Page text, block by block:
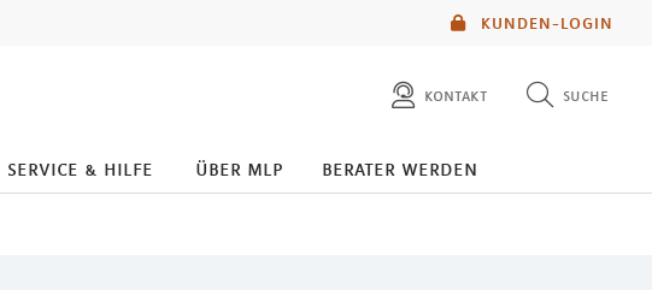
KUNDEN-LOGIN
kontakt suche
diese website durchsuchen
service & hilfe über mlp berater werden